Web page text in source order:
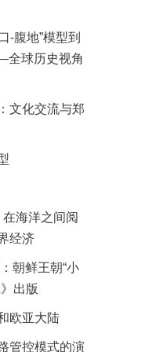
-腹地”模型到
全球历史视角
文化交流与郑
海洋之间阅
经济
朝鲜王朝“小
出版
欧亚大陆
管控模式的演